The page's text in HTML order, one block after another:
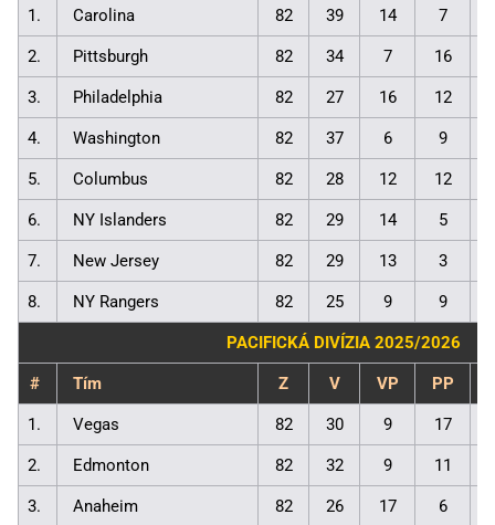
1. Carolina 82 39 14 7
2. Pittsburgh 82 34 7 16
3. Philadelphia 82 27 16 12
4. Washington 82 37 6 9
5. Columbus 82 28 12 12
6. NY Islanders 82 29 14 5
7. New Jersey 82 29 13 3
8. NY Rangers 82 25 9 9
PACIFICKÁ DIVÍZIA 2025/2026
# Tím Z V VP PP
1. Vegas 82 30 9 17
2. Edmonton 82 32 9 11
3. Anaheim 82 26 17 6